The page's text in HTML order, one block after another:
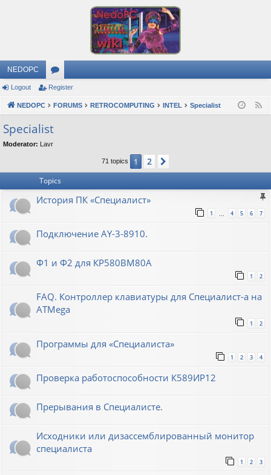
NEDOPC
or
u
m
s
Logout Register
NEDOPC FORUMS RETROCOMPUTING INTEL Specialist
Specialist
Moderator: Lavr
71 topics 1 2
Topics
История ПК «Специалист»
1 … 4 5 6 7
Подключение AY-3-8910.
Ф1 и Ф2 для КР580ВМ80А
1 2
FAQ. Контроллер клавиатуры для Специалист-а на
ATMega
1 2
Программы для «Специалиста»
1 2 3 4
Проверка работоспособности К589ИР12
Прерывания в Специалисте.
Исходники или дизассемблированный монитор
специалиста
1 2 3